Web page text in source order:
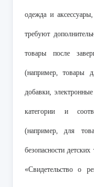
одежда и
требуют
товары после
(например, товары
добавки,
категории и
(например, для
безопасности
«Свидетельство о